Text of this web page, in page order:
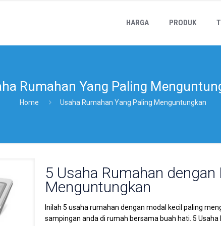
HARGA PRODUK
Rumahan Yang Paling
Home Usaha Rumahan Yang Paling Menguntungkan
5 Usaha Rumahan
Menguntungkan
Inilah 5 usaha rumahan dengan modal kecil paling
sampingan anda di rumah bersama buah hati. 5 Usaha